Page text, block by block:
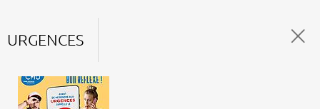
URGENCES